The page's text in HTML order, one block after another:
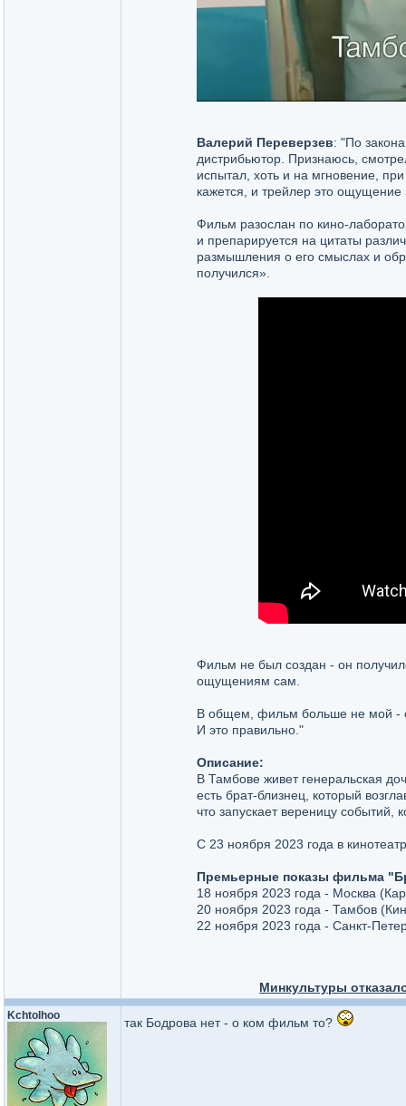
Валерий Переверзев: "По
дистрибьютор. Признаюсь,
испытал, хоть и на мгновение,
кажется, и трейлер это
Фильм разослан по кино-
и препарируется на цитаты
размышления о его смыслах и
получился».
Фильм не был создан - он
ощущениям сам.
В общем, фильм больше не мой -
И это правильно."
Описание:
В Тамбове живет генеральская
есть брат-близнец, который
что запускает вереницу событий,
С 23 ноября 2023 года в
Премьерные показы фильма
18 ноября 2023 года - Москва
20 ноября 2023 года - Тамбов
22 ноября 2023 года - Санкт-
Минкультуры
Kchtolhoo так Бодрова нет - о ком фильм то?